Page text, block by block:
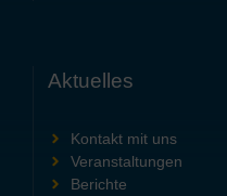
Aktuelles
Kontakt mit uns
Veranstaltungen
Berichte